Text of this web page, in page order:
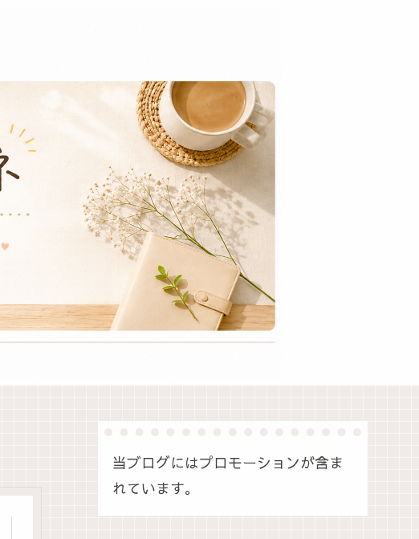
当ブログにはプロモーションが含ま
れています。